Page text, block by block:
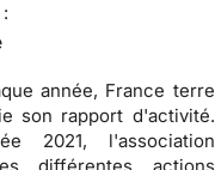
année, France terre
son rapport d'activité.
2021, l'association